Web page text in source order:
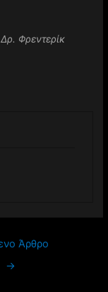
Φρεντερίκ
Άρθρο
→